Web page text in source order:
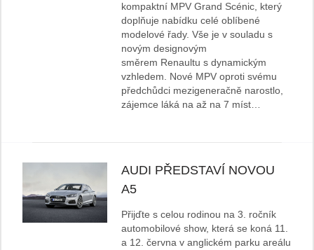
kompaktní MPV Grand Scénic, který
doplňuje nabídku celé oblíbené
modelové řady. Vše je v souladu s
novým designovým
směrem Renaultu s dynamickým
vzhledem. Nové MPV oproti svému
předchůdci mezigeneračně narostlo,
zájemce láká na až na 7 míst…
AUDI PŘEDSTAVÍ NOVOU
A5
Přijďte s celou rodinou na 3. ročník
automobilové show, která se koná 11.
a 12. června v anglickém parku areálu